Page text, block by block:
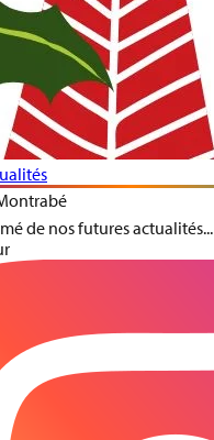
de nos futures actualités...